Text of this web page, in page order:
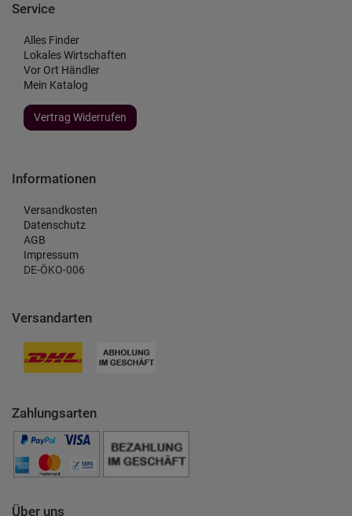
Service
Alles Finder
Lokales Wirtschaften
Vor Ort Händler
Mein Katalog
Vertrag Widerrufen
Informationen
Versandkosten
Datenschutz
AGB
Impressum
DE-ÖKO-006
Versandarten
Zahlungsarten
Über uns